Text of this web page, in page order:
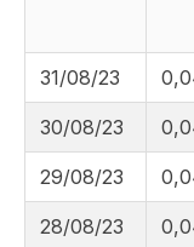
31/08/23
30/08/23
29/08/23
28/08/23